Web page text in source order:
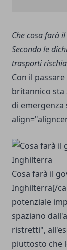
Che cosa farà
Secondo le
trasporti
Con il
britannico sta
di emergenza
Cosa farà il
Inghilterra[/
potenziale
spaziano
ristretti",
piuttosto che